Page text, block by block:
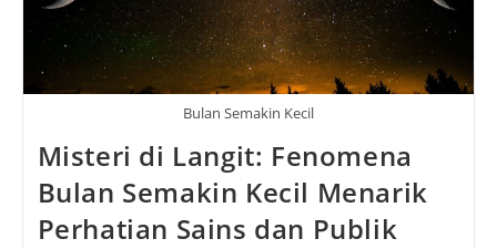
Bulan Semakin Kecil
Misteri di Langit: Fenomena
Bulan Semakin Kecil Menarik
Perhatian Sains dan Publik